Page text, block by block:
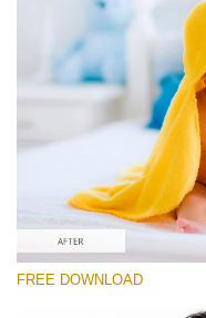
Portrait Pro
(40 Lr Presets)
Must-Have Collection
(1432 Lr Presets)
Entire Collection
(2067 Lr Presets)
FREE DOWNLOAD